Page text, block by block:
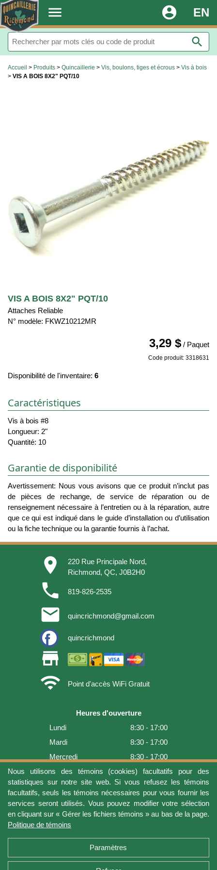
. menu EN
account_circle
search
Nous utilisons des témoins (cookies) facultatifs pour des
statistiques sur notre site web. Si vous refusez les témoins
facultatifs, seuls les témoins nécessaires pour vous fournir les
services seront utilisés. Vous pouvez modifier votre sélection
en cliquant sur « Gérer les fichiers témoins » au bas de la page.
Politique de témoins
Paramètres
Accueil > Produits > Quincaillerie > Vis, boulons, tiges et écrous > Vis à bois
> VIS A BOIS 8X2" PQT/10
VIS A BOIS 8X2" PQT/10
Attaches Reliable
N° modèle: FKWZ10212MR
3,29 $ / Paquet
Code produit: 3318631
Disponibilité de l'inventaire: 6
Caractéristiques
Vis à bois #8
Longueur: 2"
Quantité: 10
Garantie de disponibilité
Avertissement: Nous vous avisons que ce produit n’inclut pas
de pièces de rechange, de service de réparation ou de
renseignement nécessaire à l’entretien ou à la réparation, autre
que ce qui est indiqué dans le guide d’installation ou d’utilisation
ou la fiche technique ou la garantie fournis à l’achat.
place
220 Rue Principale Nord,
Richmond, QC, J0B2H0
phone 819-826-2535
email quincrichmond@gmail.com
quincrichmond
store
wifi
Point d'accès WiFi Gratuit
Heures d'ouverture
Lundi
8:30 - 17:00
Mardi
8:30 - 17:00
Mercredi
8:30 - 17:00
Jeudi
8:30 - 17:00
Vendredi
8:30 - 17:00
Samedi
9:00 - 16:00
Dimanche
Fermé